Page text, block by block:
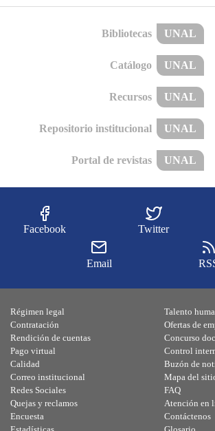
Bibliotecas UNAL
Catálogo UNAL
Recursos UNAL
Repositorio institucional UNAL
Portal de revistas UNAL
Facebook Twitter
Email
Régimen legal
Contratación
Rendición de cuentas
Pago virtual
Calidad
Talento
Ofertas de
Concurso
Control
Buzón de
Correo institucional
Redes Sociales
Quejas y reclamos
Encuesta
Mapa del
FAQ
Atención en
Contáctenos